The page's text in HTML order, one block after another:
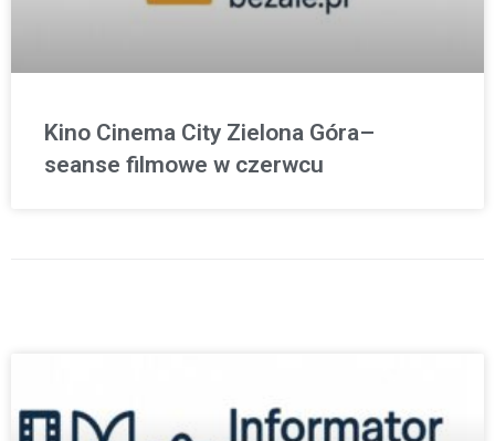
Kino Cinema City Zielona Góra–
seanse filmowe w czerwcu